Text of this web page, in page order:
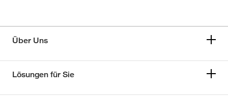
Über Uns
Lösungen für Sie